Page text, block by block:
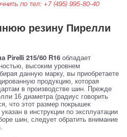
по тел: +7 (495) 995-80-40
резину Пирелли
Pirelli 215/60 R16 обладает
высоким уровнем
данную марку, вы приобретаете
продукцию, которая
в производстве шин. Прежде
16 диаметра (радиус говорить
что этот размер покрышек
в инструкции по эксплуатации
шин, следует обратить внимание